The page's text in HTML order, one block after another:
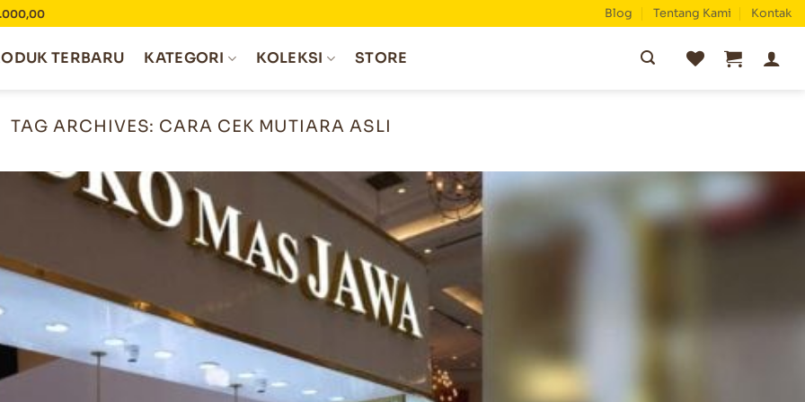
Blog Tentang Kami Kontak
TERBARU KATEGORI KOLEKSI STORE
TAG ARCHIVES: CARA CEK MUTIARA ASLI